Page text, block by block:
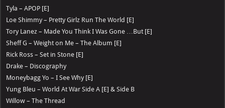
Tyla – APOP [E]
Loe Shimmy – Pretty Girlz Run The World [E]
Tory Lanez – Made You Think I Was Gone …But [E]
Sheff G – Weight on Me – The Album [E]
Rick Ross – Set in Stone [E]
Drake – Discography
Moneybagg Yo – I See Why [E]
Yung Bleu – World At War Side A [E] & Side B
Willow – The Thread